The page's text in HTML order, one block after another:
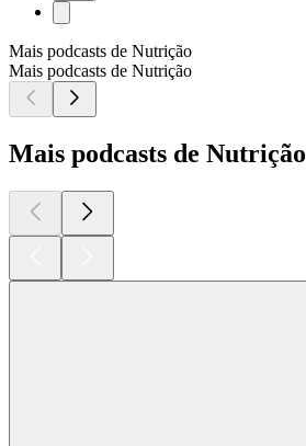
Mais podcasts de Nutrição
Mais podcasts de Nutrição
Mais podcasts de Nutrição